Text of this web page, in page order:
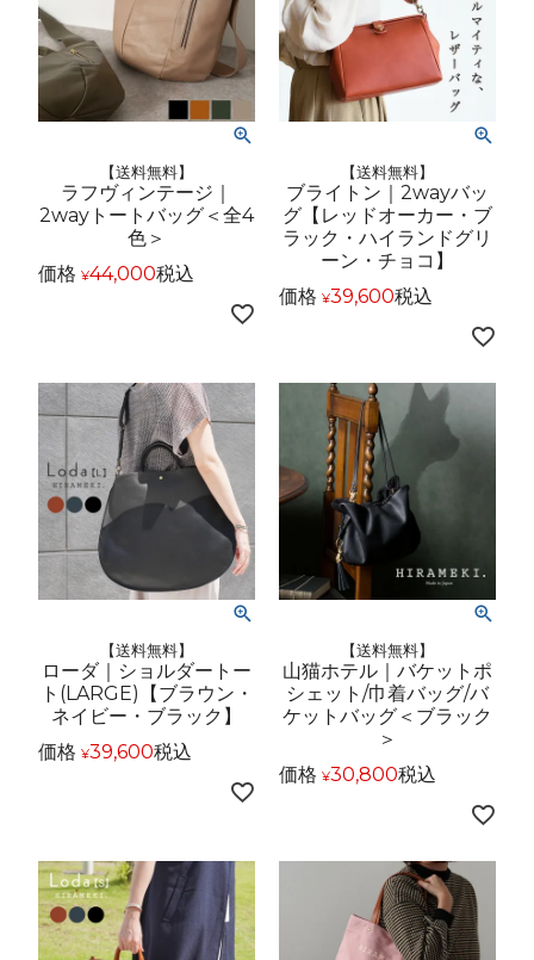
【送料無料】
ラフヴィンテージ｜
2wayトートバッグ＜全4
色＞
価格 ¥44,000税込
【送料無料】
ブライトン｜2wayバッ
グ【レッドオーカー・ブ
ラック・ハイランドグリ
ーン・チョコ】
価格 ¥39,600税込
【送料無料】
ローダ｜ショルダートー
ト(LARGE)【ブラウン・
ネイビー・ブラック】
価格 ¥39,600税込
【送料無料】
山猫ホテル｜バケットポ
シェット/巾着バッグ/バ
ケットバッグ＜ブラック
＞
価格 ¥30,800税込